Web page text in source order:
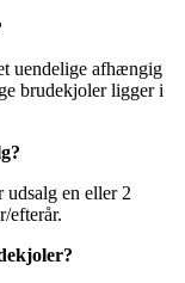
uendelige afhængig
brudekjoler ligger i
en eller 2
efterår.